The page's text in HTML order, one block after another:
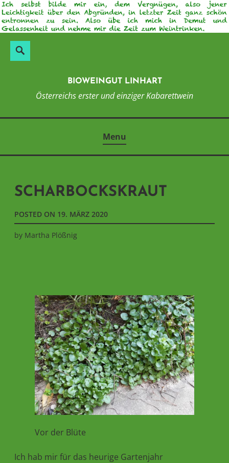
Skip
to
content
Search
BIOWEINGUT LINHART
Österreichs erster und einziger Kabarettwein
Menu
SCHARBOCKSKRAUT
POSTED ON 19. MÄRZ 2020
by Martha Plößnig
Vor der Blüte
Ich hab mir für das heurige Gartenjahr